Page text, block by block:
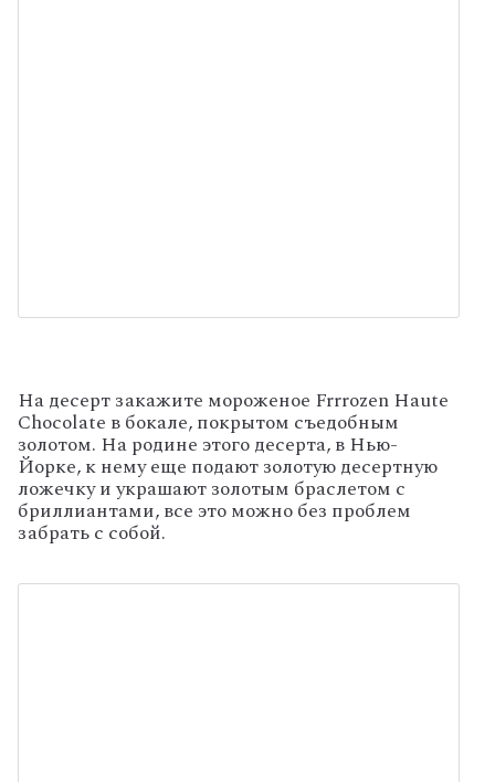
На десерт закажите мороженое Frrrozen Haute
Chocolate в бокале, покрытом съедобным
золотом. На родине этого десерта, в Нью-
Йорке, к нему еще подают золотую десертную
ложечку и украшают золотым браслетом с
бриллиантами, все это можно без проблем
забрать с собой.